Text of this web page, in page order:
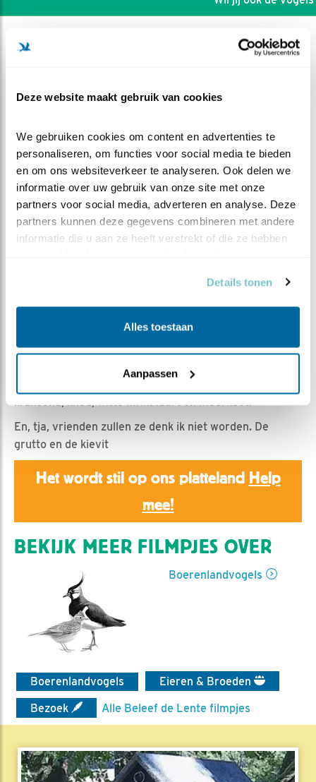
Deze website maakt gebruik van cookies
We gebruiken cookies om content en advertenties te
personaliseren, om functies voor social media te bieden
en om ons websiteverkeer te analyseren. Ook delen we
informatie over uw gebruik van onze site met onze
partners voor social media, adverteren en analyse. Deze
partners kunnen deze gegevens combineren met andere
informatie die u aan ze heeft verstrekt of die ze hebben
Details tonen
Alles toestaan
Aanpassen
DEEL DIT FILMPJE
Even wat momentjes
Bewaar dit filmpje|
Even wat momentjes van vandaag.
We zien o.a. de grauwe gans bij nacht, de slobeend,
krakeend, kneu, witte kwikstaart en meerkoet.
En, tja, vrienden zullen ze denk ik niet worden. De
grutto en de kievit
Het wordt stil op ons platteland Help
mee!
BEKIJK MEER FILMPJES OVER
Boerenlandvogels
Boerenlandvogels
Eieren & Broeden
Bezoek
Alle Beleef de Lente filmpjes